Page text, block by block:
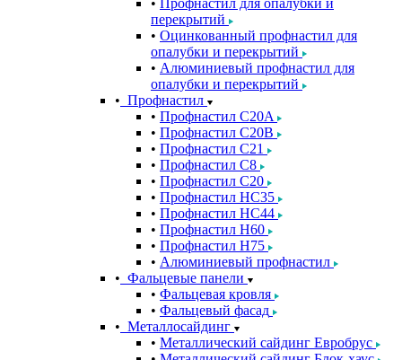
Профнастил для опалубки и
перекрытий
Оцинкованный профнастил для
опалубки и перекрытий
Алюминиевый профнастил для
опалубки и перекрытий
Профнастил
Профнастил С20A
Профнастил С20B
Профнастил С21
Профнастил С8
Профнастил С20
Профнастил НС35
Профнастил НС44
Профнастил Н60
Профнастил Н75
Алюминиевый профнастил
Фальцевые панели
Фальцевая кровля
Фальцевый фасад
Металлосайдинг
Металлический сайдинг Евробрус